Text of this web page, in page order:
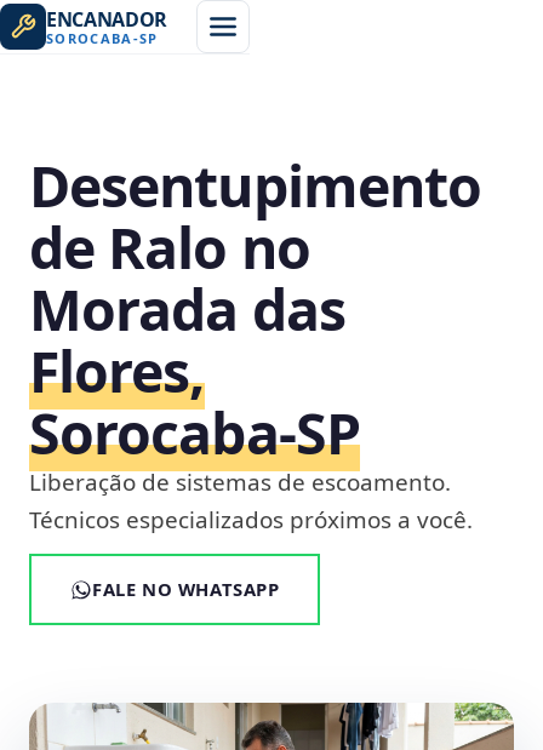
ENCANADOR
SOROCABA -SP
Desentupimento
de Ralo no
Morada das
Flores,
Sorocaba‑SP
Liberação de sistemas de escoamento.
Técnicos especializados próximos a você.
FALE NO WHATSAPP